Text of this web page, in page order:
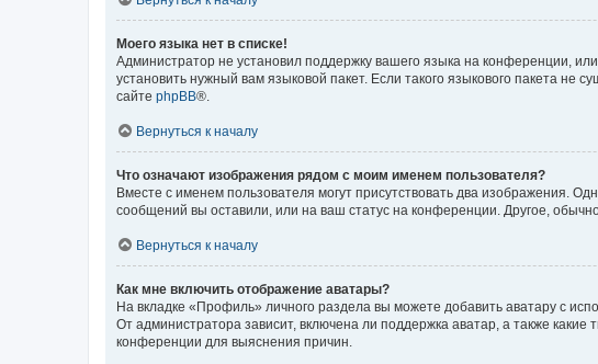
Моего языка нет в списке!
Администратор не установил поддержку вашего языка на конференции,
установить нужный вам языковой пакет. Если такого языкового пакета
сайте phpBB®.
Вернуться к началу
Что означают изображения рядом с моим именем пользователя?
Вместе с именем пользователя могут присутствовать два изображения.
сообщений вы оставили, или на ваш статус на конференции. Другое,
Вернуться к началу
Как мне включить отображение аватары?
На вкладке «Профиль» личного раздела вы можете добавить аватару с
От администратора зависит, включена ли поддержка аватар, а также
конференции для выяснения причин.